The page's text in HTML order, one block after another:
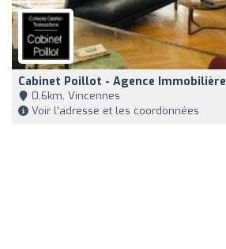
Cabinet Poillot - Agence Immobilière
0,6km, Vincennes
Voir l'adresse et les coordonnées